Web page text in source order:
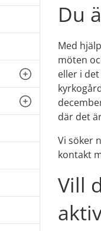
Undermeny:
Undermeny: Kris och
Du
Med
möten
eller i
där det
Vi söker
kontakt
Vill